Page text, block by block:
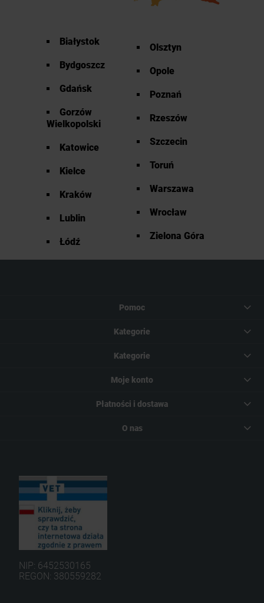
Białystok
Bydgoszcz
Gdańsk
Gorzów
Wielkopolski
Katowice
Kielce
Kraków
Lublin
Łódź
Olsztyn
Opole
Poznań
Rzeszów
Szczecin
Toruń
Warszawa
Wrocław
Zielona Góra
Pomoc
Kategorie
Kategorie
Moje konto
Płatności i dostawa
O nas
NIP: 6452530165
REGON: 380559282